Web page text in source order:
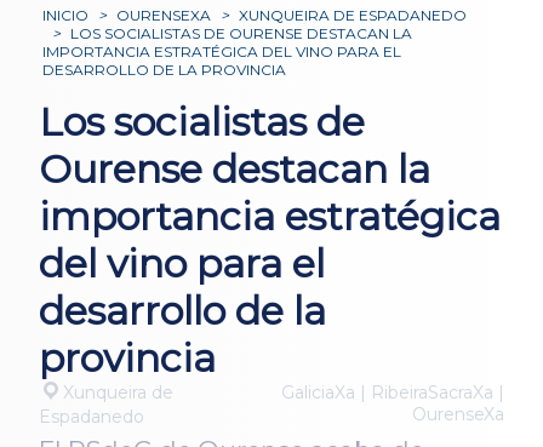
INICIO > OURENSEXA > XUNQUEIRA DE ESPADANEDO
> LOS SOCIALISTAS DE OURENSE DESTACAN LA
IMPORTANCIA ESTRATÉGICA DEL VINO PARA EL
DESARROLLO DE LA PROVINCIA
Los socialistas de
Ourense destacan la
importancia estratégica
del vino para el
desarrollo de la
provincia
Xunqueira de
Espadanedo
GaliciaXa | RibeiraSacraXa |
OurenseXa